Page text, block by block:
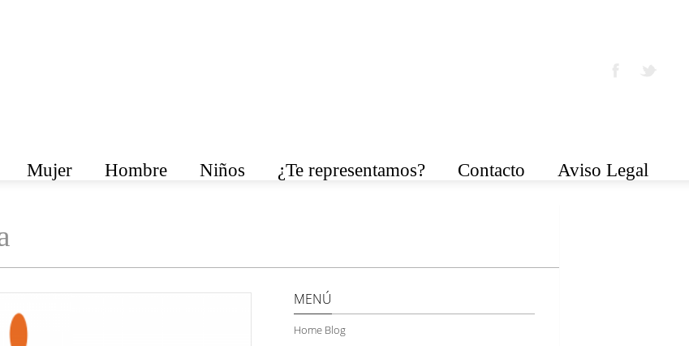
Mujer Hombre Niños ¿Te representamos? Contacto Aviso Legal
MENÚ
Home Blog